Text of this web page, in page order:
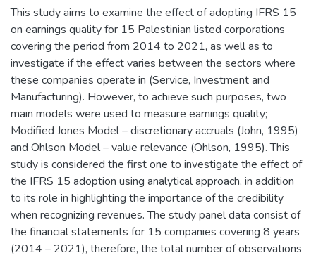
This study aims to examine the effect of adopting IFRS 15
on earnings quality for 15 Palestinian listed corporations
covering the period from 2014 to 2021, as well as to
investigate if the effect varies between the sectors where
these companies operate in (Service, Investment and
Manufacturing). However, to achieve such purposes, two
main models were used to measure earnings quality;
Modified Jones Model – discretionary accruals (John, 1995)
and Ohlson Model – value relevance (Ohlson, 1995). This
study is considered the first one to investigate the effect of
the IFRS 15 adoption using analytical approach, in addition
to its role in highlighting the importance of the credibility
when recognizing revenues. The study panel data consist of
the financial statements for 15 companies covering 8 years
(2014 – 2021), therefore, the total number of observations